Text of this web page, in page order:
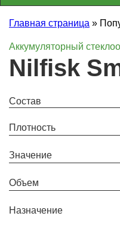
Главная страница »
Аккумуляторный
Nilfisk
Состав
Плотность
Значение
Объем
Назначение